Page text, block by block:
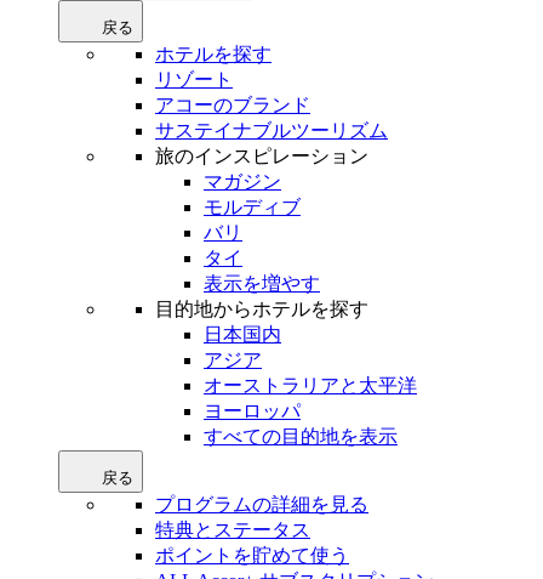
戻る
ホテルを探す
リゾート
アコーのブランド
サステイナブルツーリズム
旅のインスピレーション
マガジン
モルディブ
バリ
タイ
表示を増やす
目的地からホテルを探す
日本国内
アジア
オーストラリアと太平洋
ヨーロッパ
すべての目的地を表示
戻る
プログラムの詳細を見る
特典とステータス
ポイントを貯めて使う